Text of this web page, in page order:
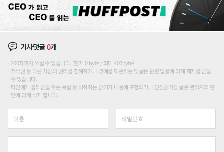
기사댓글0개
200자까지 쓰실 수 있습니다. (현재 0 byte / 최대 400byte)
저작권 등 다른 사람의 권리를 침해하거나 명예를 훼손하는 댓글은 관련 법률에 의해 제재를 받을
수 있습니다.
타인에게 불쾌감을 주는 욕설 등 비하하는 단어가 내용에 포함되거나 인신공격성 글은 관리자의 판
단에 의해 삭제 합니다.